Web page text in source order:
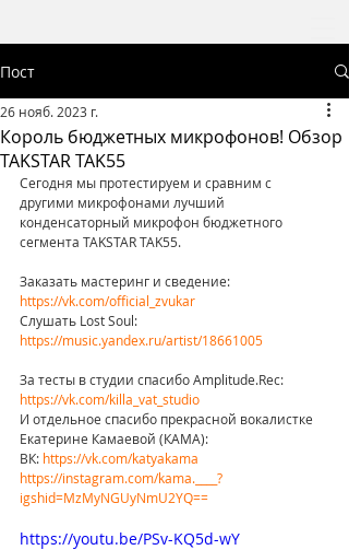
Пост
Король бюджетных микрофонов! Обзор
TAKSTAR TAK55
26 нояб. 2023 г.
Сегодня мы протестируем и сравним с
другими микрофонами лучший
конденсаторный микрофон бюджетного
сегмента TAKSTAR TAK55.
Заказать мастеринг и сведение:
https://vk.com/official_zvukar
Слушать Lost Soul:
https://music.yandex.ru/artist/18661005
За тесты в студии спасибо Amplitude.Rec:
https://vk.com/killa_vat_studio
И отдельное спасибо прекрасной вокалистке
Екатерине Камаевой (КАМА):
ВК: https://vk.com/katyakama
https://instagram.com/kama.____?
igshid=MzMyNGUyNmU2YQ==
https://youtu.be/PSv-KQ5d-wY